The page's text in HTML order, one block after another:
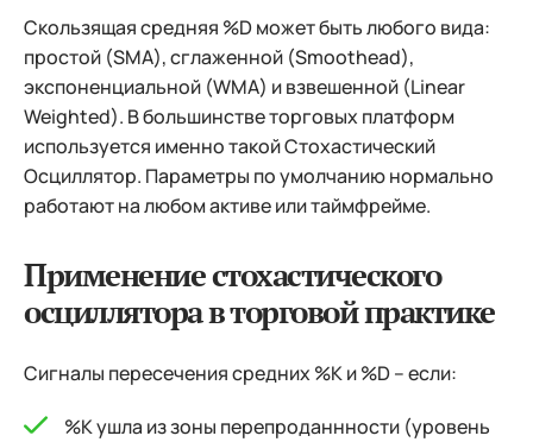
Скользящая средняя %D может быть любого вида:
простой (SMA), сглаженной (Smoothead),
экспоненциальной (WMA) и взвешенной (Linear
Weighted). В большинстве торговых платформ
используется именно такой Стохастический
Осциллятор. Параметры по умолчанию нормально
работают на любом активе или таймфрейме.
Применение стохастического
осциллятора в торговой практике
Сигналы пересечения средних %K и %D – если:
%K ушла из зоны перепроданнности (уровень